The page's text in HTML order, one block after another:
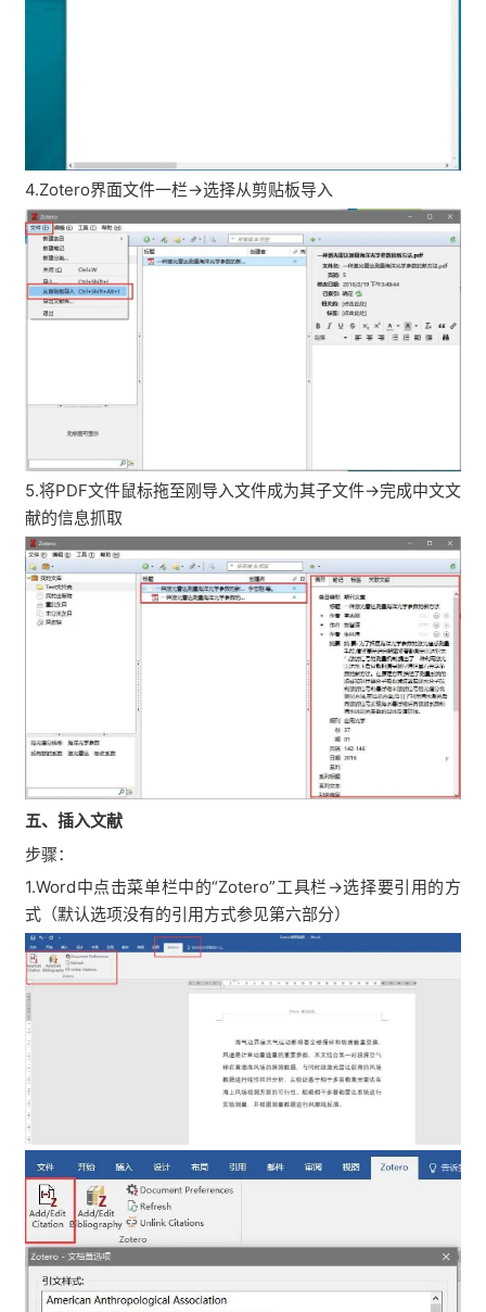
4.Zotero界面文件一栏→选择从剪贴板导入
5.将PDF文件鼠标拖至刚导入文件成为其子文件→完成中文文
献的信息抓取
五、插入文献
步骤：
1.Word中点击菜单栏中的“Zotero”工具栏→选择要引用的方
式（默认选项没有的引用方式参见第六部分）